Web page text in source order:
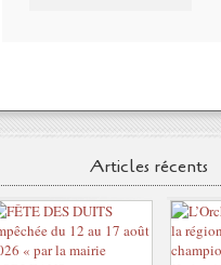
Articles récents